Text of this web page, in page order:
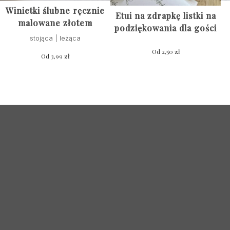
Winietki ślubne ręcznie
malowane złotem
stojąca | leżąca
Od 3,99zł
Etui na zdrapkę listki na
podziękowania dla gości
Od 2,50 zł